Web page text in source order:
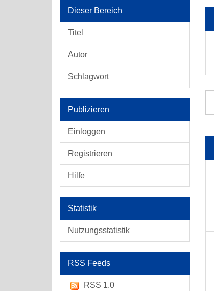
Dieser Bereich
Titel
Autor
Schlagwort
Publizieren
Einloggen
Registrieren
Hilfe
Statistik
Nutzungsstatistik
RSS Feeds
RSS 1.0